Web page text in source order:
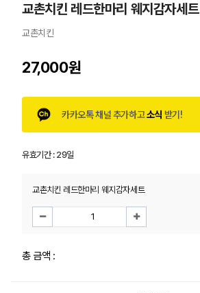
교촌치킨 레드한마리 웨지감자세트
교촌치킨
27,000원
카카오톡 채널 추가하고소식 받기!
유효기간 :29일
교촌치킨 레드한마리 웨지감자세트
총 금액 :